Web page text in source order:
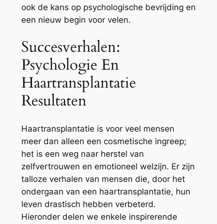
ook de kans op psychologische bevrijding en
een nieuw begin voor velen.
Succesverhalen:
Psychologie En
Haartransplantatie
Resultaten
Haartransplantatie is voor veel mensen
meer dan alleen een cosmetische ingreep;
het is een weg naar herstel van
zelfvertrouwen en emotioneel welzijn. Er zijn
talloze verhalen van mensen die, door het
ondergaan van een haartransplantatie, hun
leven drastisch hebben verbeterd.
Hieronder delen we enkele inspirerende